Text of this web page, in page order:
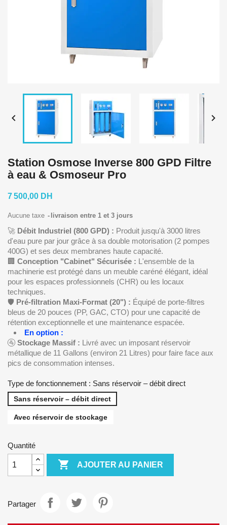
 
Station Osmose Inverse 800 GPD Filtre
à eau & Osmoseur Pro
7 500,00 DH
Aucune taxe livraison entre 1 et 3 jours
🚀 Débit Industriel (800 GPD) : Produit jusqu'à 3000 litres
d'eau pure par jour grâce à sa double motorisation (2 pompes
400G) et ses deux membranes haute capacité.
🏢 Conception "Cabinet" Sécurisée : L'ensemble de la
machinerie est protégé dans un meuble caréné élégant, idéal
pour les espaces professionnels (CHR) ou les locaux
techniques.
🛡️ Pré-filtration Maxi-Format (20") : Équipé de porte-filtres
bleus de 20 pouces (PP, GAC, CTO) pour une capacité de
rétention exceptionnelle et une maintenance espacée.
En option :
🚰 Stockage Massif : Livré avec un imposant réservoir
métallique de 11 Gallons (environ 21 Litres) pour faire face aux
pics de consommation intenses.
Type de fonctionnement : Sans réservoir – débit direct
Sans réservoir – débit direct
Avec réservoir de stockage
Quantité
 AJOUTER AU PANIER
Partager